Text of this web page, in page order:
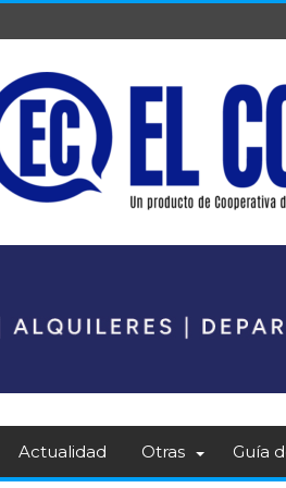
Actualidad Otras Guía